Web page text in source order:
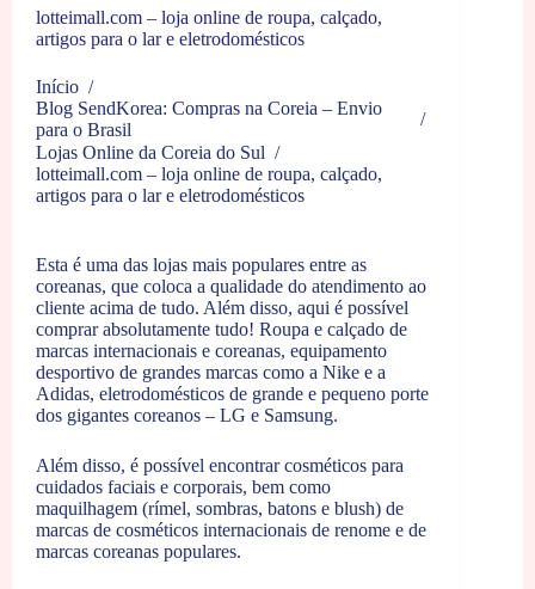
lotteimall.com – loja online de roupa, calçado,
artigos para o lar e eletrodomésticos
Início /
Blog SendKorea: Compras na Coreia – Envio
para o Brasil
/
Lojas Online da Coreia do Sul /
lotteimall.com – loja online de roupa, calçado,
artigos para o lar e eletrodomésticos
Esta é uma das lojas mais populares entre as
coreanas, que coloca a qualidade do atendimento ao
cliente acima de tudo. Além disso, aqui é possível
comprar absolutamente tudo! Roupa e calçado de
marcas internacionais e coreanas, equipamento
desportivo de grandes marcas como a Nike e a
Adidas, eletrodomésticos de grande e pequeno porte
dos gigantes coreanos – LG e Samsung.
Além disso, é possível encontrar cosméticos para
cuidados faciais e corporais, bem como
maquilhagem (rímel, sombras, batons e blush) de
marcas de cosméticos internacionais de renome e de
marcas coreanas populares.